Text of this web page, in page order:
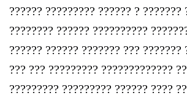
?????? ????????? ?????? ? ???????
???????? ?????? ??????????
?????? ?????? ??????? ??? ???????
??? ??? ????????? ?????????????
????????? ????????? ?????? ????